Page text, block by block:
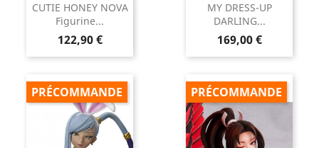
CUTIE HONEY NOVA
Figurine...
Prix
122,90 €
MY DRESS-UP
DARLING...
Prix
169,00 €
PRÉCOMMANDE PRÉCOMMANDE